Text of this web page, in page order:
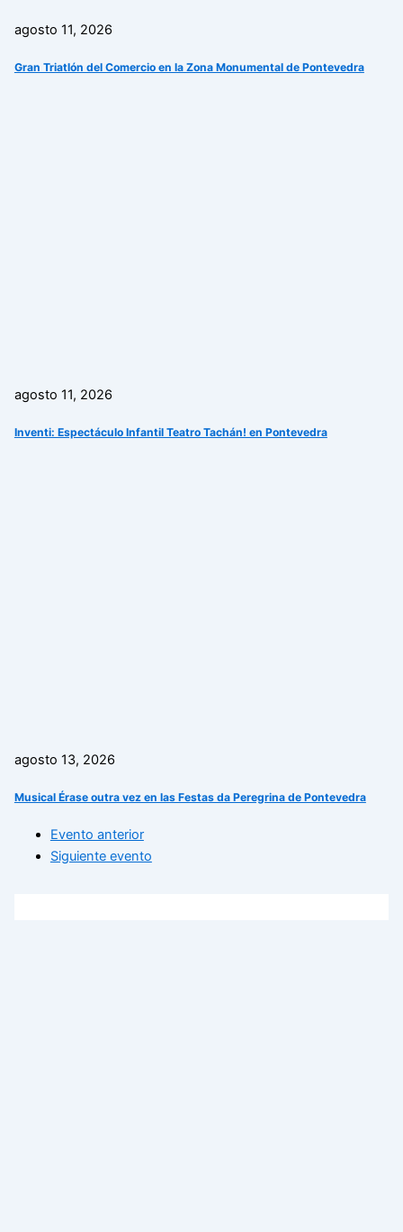
agosto 11, 2026
Gran Triatlón del Comercio en la Zona Monumental de Pontevedra
agosto 11, 2026
Inventi: Espectáculo Infantil Teatro Tachán! en Pontevedra
agosto 13, 2026
Musical Érase outra vez en las Festas da Peregrina de Pontevedra
Evento anterior
Siguiente evento